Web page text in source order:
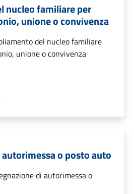
nucleo familiare per
unione o convivenza
del nucleo familiare
unione o convivenza
o posto auto
di autorimessa o